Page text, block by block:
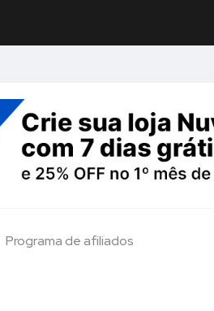
Programa de afiliados